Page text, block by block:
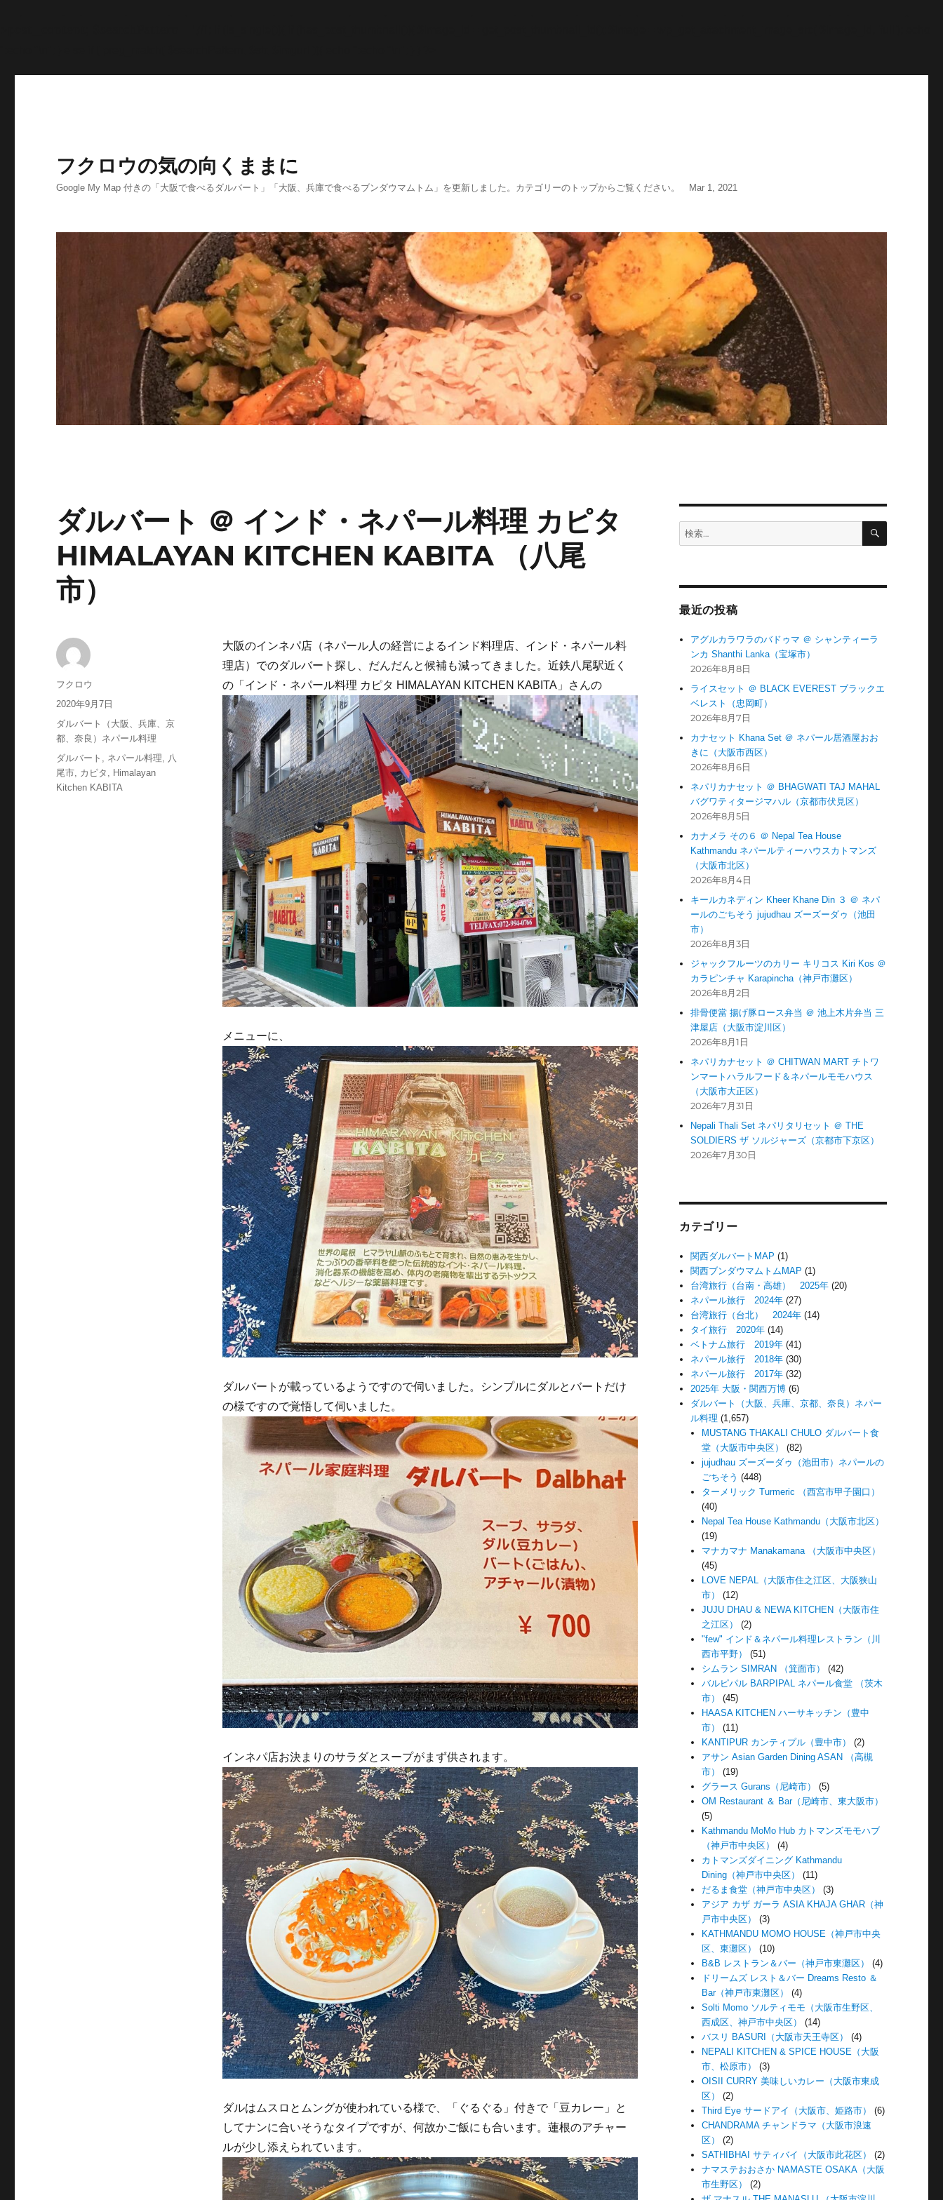
フクロウの気の向くままに
Google My Map 付きの「大阪で食べるダルバート」「大阪、兵庫で食べるブンダウマムトム」を更新しました。カテゴリーのトップからご覧ください。 Mar 1, 2021
ダルバート ＠ インド・ネパール料理 カピタ
HIMALAYAN KITCHEN KABITA （八尾
市）
大阪のインネパ店（ネパール人の経営によるインド料理店、インド・ネパール料
理店）でのダルバート探し、だんだんと候補も減ってきました。近鉄八尾駅近く
の「インド・ネパール料理 カピタ HIMALAYAN KITCHEN KABITA」さんの
メニューに、
ダルバートが載っているようですので伺いました。シンプルにダルとバートだけ
の様ですので覚悟して伺いました。
インネパ店お決まりのサラダとスープがまず供されます。
ダルはムスロとムングが使われている様で、「ぐるぐる」付きで「豆カレー」と
してナンに合いそうなタイプですが、何故かご飯にも合います。蓮根のアチャー
ルが少し添えられています。
投
稿
フクロウ
投
稿
日:
2020年9月7日
カ
テ
ゴ
リ
ー
ダルバート（大阪、兵庫、京
都、奈良）ネパール料理
タ
グ
ダルバート , ネパール料理, 八
尾市, カピタ , Himalayan
Kitchen KABITA
検
索:
検
最近の投稿
アグルカラワラのバドゥマ ＠ シャンティーラ
ンカ Shanthi Lanka（宝塚市）
2026年8月8日
ライスセット ＠ BLACK EVEREST ブラックエ
ベレスト（忠岡町）
2026年8月7日
カナセット Khana Set ＠ ネパール居酒屋おお
きに（大阪市西区）
2026年8月6日
ネパリカナセット ＠ BHAGWATI TAJ MAHAL
バグワティタージマハル（京都市伏見区）
2026年8月5日
カナメラ その６ ＠ Nepal Tea House
Kathmandu ネパールティーハウスカトマンズ
（大阪市北区）
2026年8月4日
キールカネディン Kheer Khane Din ３ ＠ ネパ
ールのごちそう jujudhau ズーズーダゥ（池田
市）
2026年8月3日
ジャックフルーツのカリー キリコス Kiri Kos ＠
カラピンチャ Karapincha（神戸市灘区）
2026年8月2日
排骨便當 揚げ豚ロース弁当 ＠ 池上木片弁当 三
津屋店（大阪市淀川区）
2026年8月1日
ネパリカナセット ＠ CHITWAN MART チトワ
ンマートハラルフード＆ネパールモモハウス
（大阪市大正区）
2026年7月31日
Nepali Thali Set ネパリタリセット ＠ THE
SOLDIERS ザ ソルジャーズ（京都市下京区）
2026年7月30日
カテゴリー
関西ダルバートMAP (1)
関西ブンダウマムトムMAP (1)
台湾旅行（台南・高雄） 2025年 (20)
ネパール旅行 2024年 (27)
台湾旅行（台北） 2024年 (14)
タイ旅行 2020年 (14)
ベトナム旅行 2019年 (41)
ネパール旅行 2018年 (30)
ネパール旅行 2017年 (32)
2025年 大阪・関西万博 (6)
ダルバート（大阪、兵庫、京都、奈良）ネパー
ル料理 (1,657)
MUSTANG THAKALI CHULO ダルバート食
堂（大阪市中央区）
(82)
jujudhau ズーズーダゥ（池田市）ネパールの
ごちそう (448)
ターメリック Turmeric （西宮市甲子園口）
(40)
Nepal Tea House Kathmandu（大阪市北区）
(19)
マナカマナ Manakamana （大阪市中央区）
(45)
LOVE NEPAL（大阪市住之江区、大阪狭山
市）
(12)
JUJU DHAU & NEWA KITCHEN（大阪市住
之江区）
(2)
"few" インド＆ネパール料理レストラン（川
西市平野）
(51)
シムラン SIMRAN （箕面市）
(42)
バルピパル BARPIPAL ネパール食堂 （茨木
市）
(45)
HAASA KITCHEN ハーサキッチン（豊中
市）
(11)
KANTIPUR カンティプル（豊中市）
(2)
アサン Asian Garden Dining ASAN （高槻
市）
(19)
グラース Gurans（尼崎市）
(5)
OM Restaurant ＆ Bar（尼崎市、東大阪市）
(5)
Kathmandu MoMo Hub カトマンズモモハブ
（神戸市中央区）
(4)
カトマンズダイニング Kathmandu
Dining（神戸市中央区）
(11)
だるま食堂（神戸市中央区）
(3)
アジア カザ ガーラ ASIA KHAJA GHAR（神
戸市中央区）
(3)
KATHMANDU MOMO HOUSE（神戸市中央
区、東灘区）
(10)
B&B レストラン＆バー（神戸市東灘区）
(4)
ドリームズ レスト＆バー Dreams Resto ＆
Bar（神戸市東灘区）
(4)
Solti Momo ソルティモモ（大阪市生野区、
西成区、神戸市中央区）
(14)
バスリ BASURI（大阪市天王寺区）
(4)
NEPALI KITCHEN & SPICE HOUSE（大阪
市、松原市）
(3)
OISII CURRY 美味しいカレー（大阪市東成
区）
(2)
Third Eye サードアイ（大阪市、姫路市）
(6)
CHANDRAMA チャンドラマ（大阪市浪速
区）
(2)
SATHIBHAI サティバイ（大阪市此花区）
(2)
ナマステおおさか NAMASTE OSAKA（大阪
市生野区）
(2)